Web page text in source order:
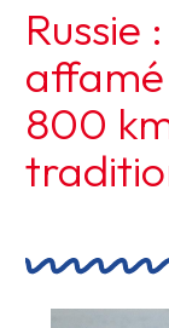
Russie
800